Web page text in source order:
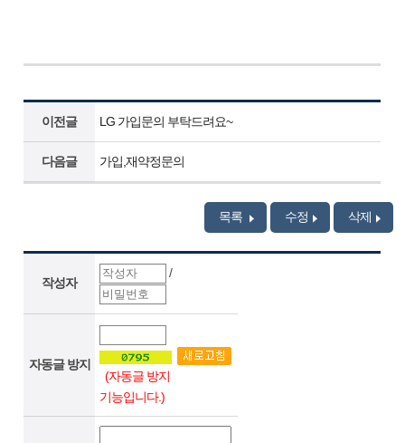
이전글 LG 가입문의 부탁드려요~
다음글 가입,재약정문의
목록 수정 삭제
작성자
/
자동글 방지
(자동글 방지
기능입니다.)